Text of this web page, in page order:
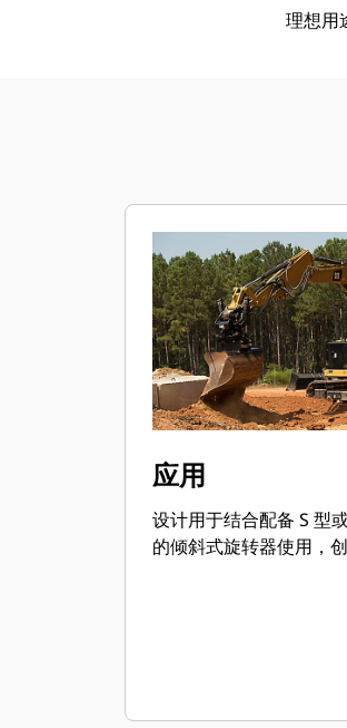
理想用
应用
设计用于结合配备 S 型
的倾斜式旋转器使用，